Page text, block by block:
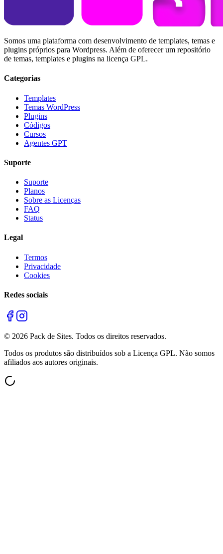
Somos uma plataforma com desenvolvimento de templates, temas e
plugins próprios para Wordpress. Além de oferecer um repositório
de temas, templates e plugins na licença GPL.
Categorias
Templates
Temas WordPress
Plugins
Códigos
Cursos
Agentes GPT
Suporte
Suporte
Planos
Sobre as Licenças
FAQ
Status
Legal
Termos
Privacidade
Cookies
Redes sociais
© 2026 Pack de Sites. Todos os direitos reservados.
Todos os produtos são distribuídos sob a Licença GPL. Não somos
afiliados aos autores originais.